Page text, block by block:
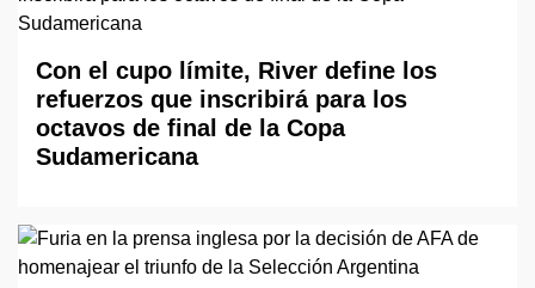
Con el cupo límite, River define los
refuerzos que inscribirá para los
octavos de final de la Copa
Sudamericana